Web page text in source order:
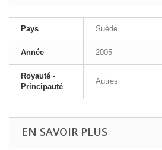
Pays Suède
Année 2005
Royauté -
Principauté
Autres
EN SAVOIR PLUS